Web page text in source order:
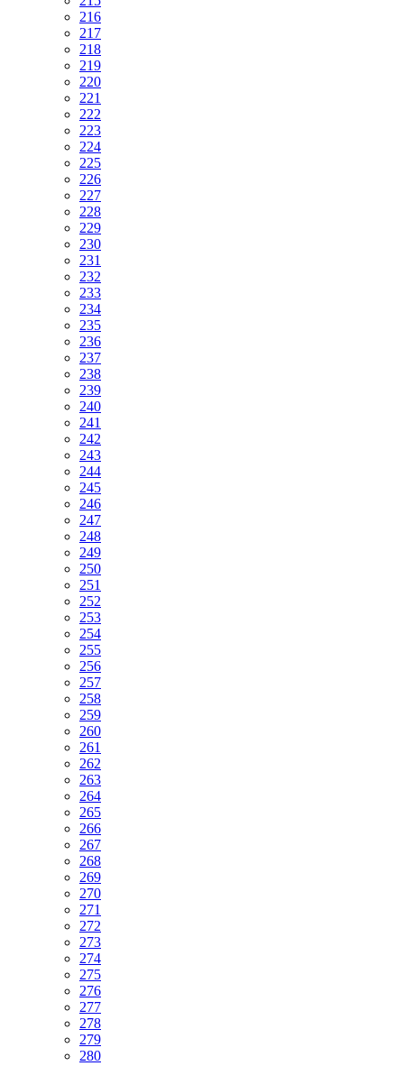
216
217
218
219
220
221
222
223
224
225
226
227
228
229
230
231
232
233
234
235
236
237
238
239
240
241
242
243
244
245
246
247
248
249
250
251
252
253
254
255
256
257
258
259
260
261
262
263
264
265
266
267
268
269
270
271
272
273
274
275
276
277
278
279
280